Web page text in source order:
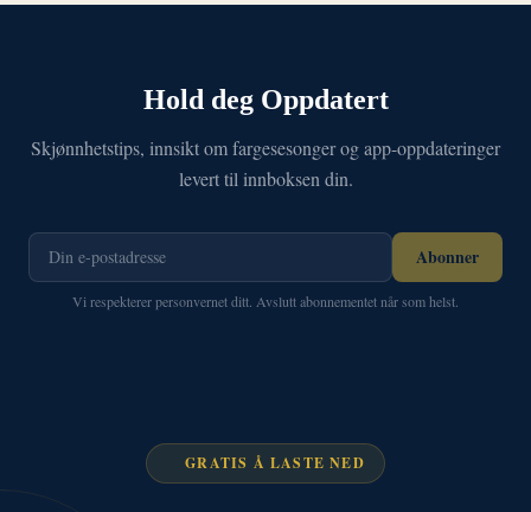
Hold deg Oppdatert
Skjønnhetstips, innsikt om fargesesonger og app-oppdateringer
levert til innboksen din.
Abonner
Vi respekterer personvernet ditt. Avslutt abonnementet når som helst.
GRATIS Å LASTE NED